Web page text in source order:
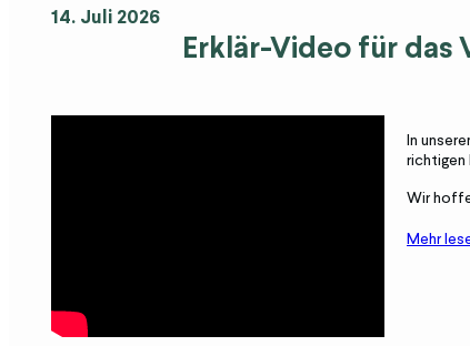
14. Juli 2026
Erklär-Video für das
In
richtigen
Wir
Mehr